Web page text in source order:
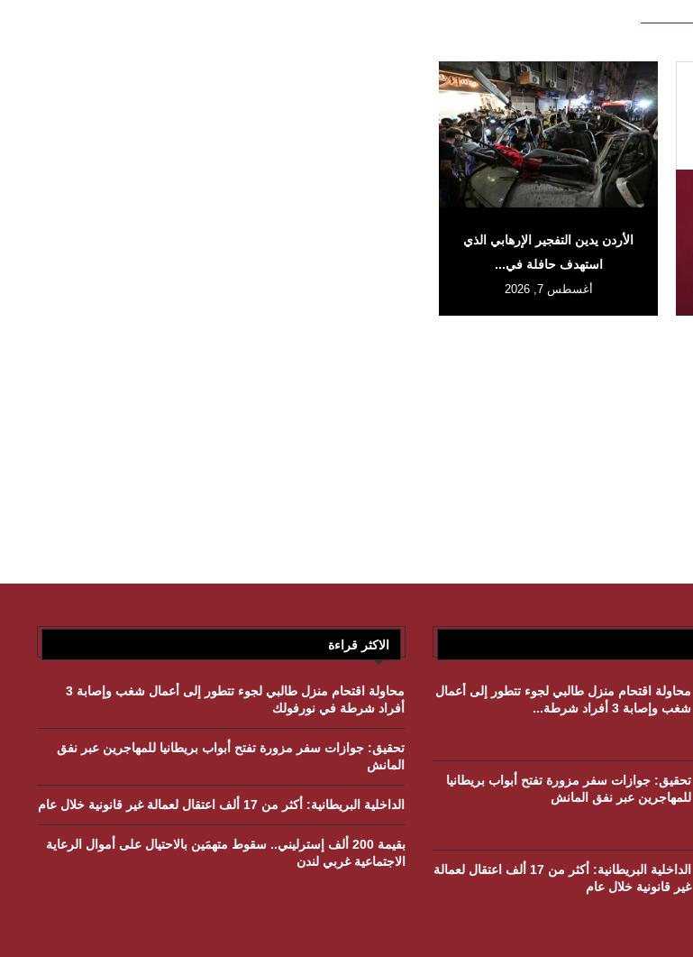
الأردن يدين التفجير الإرهابي الذي
استهدف حافلة في...
أغسطس 7, 2026
محاولة اقتحام منزل طالبي لجوء تتطور إلى أعمال
شغب وإصابة 3 أفراد شرطة...
تحقيق: جوازات سفر مزورة تفتح أبواب بريطانيا
للمهاجرين عبر نفق المانش
الداخلية البريطانية: أكثر من 17 ألف اعتقال لعمالة
غير قانونية خلال عام
الاكثر قراءة
محاولة اقتحام منزل طالبي لجوء تتطور إلى أعمال شغب وإصابة 3
أفراد شرطة في نورفولك
تحقيق: جوازات سفر مزورة تفتح أبواب بريطانيا للمهاجرين عبر نفق
المانش
الداخلية البريطانية: أكثر من 17 ألف اعتقال لعمالة غير قانونية خلال عام
بقيمة 200 ألف إسترليني.. سقوط متهمَين بالاحتيال على أموال الرعاية
الاجتماعية غربي لندن